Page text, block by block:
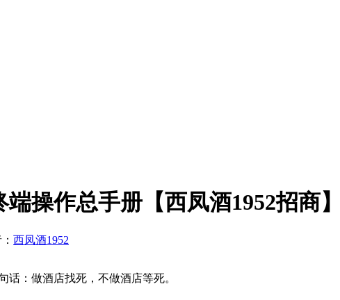
操作总手册【西凤酒1952招商】
西凤酒1952
话：做酒店找死，不做酒店等死。